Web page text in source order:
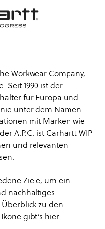
Workwear Company,
Seit 1990 ist der
für Europa und
unter dem Namen
mit Marken wie
A.P.C. ist Carhartt WIP
und relevanten
Ziele, um ein
nachhaltiges
zu den
gibt’s hier.